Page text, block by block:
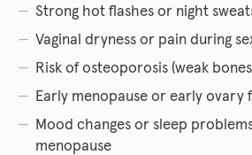
Strong hot flashes or night
Vaginal dryness or pain during
Risk of osteoporosis (weak
Early menopause or early ovary
Mood changes or sleep
menopause